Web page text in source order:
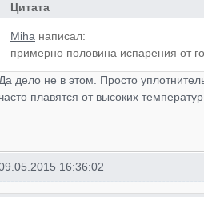
Цитата
Miha написал:
примерно половина испарения от
дело не в этом. Просто
плавятся от высоких
16:36:02